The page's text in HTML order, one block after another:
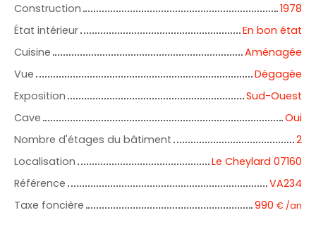
Construction
1978
État intérieur
En bon état
Cuisine
Aménagée
Vue
Dégagée
Exposition
Sud-Ouest
Cave
Oui
Nombre d'étages du bâtiment
2
Localisation
Le Cheylard 07160
Référence
VA234
Taxe foncière
990 € /an